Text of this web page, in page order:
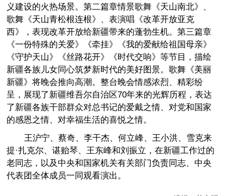
义建设的火热场景。第二篇章情景歌舞《天山南北》、
歌舞《天山青松根连根》、表演唱《改革开放亚克
西》，表现改革开放给新疆带来的蓬勃生机。第三篇章
《一份特殊的关爱》《牵挂》《我的爱献给祖国母亲》
《守护天山》《丝路花开》《时代交响》等节目，描绘
新疆各族儿女同心筑梦新时代的美好图景。歌舞《美丽
新疆》将晚会推向高潮。整台晚会情感浓烈、精彩纷
呈，展现了新疆维吾尔自治区70年来的光辉历程，表达
了新疆各族干部群众对总书记的爱戴之情、对党和国家
的感恩之情、对幸福生活的喜悦之情。
王沪宁、蔡奇、李干杰、何立峰、王小洪、雪克来
提·扎克尔、谌贻琴、王东峰和刘振立，在新疆工作过的
老同志，以及中央和国家机关有关部门负责同志、中央
代表团全体成员一同观看演出。